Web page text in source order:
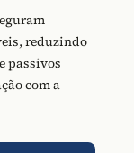
reduzindo
passivos
com a